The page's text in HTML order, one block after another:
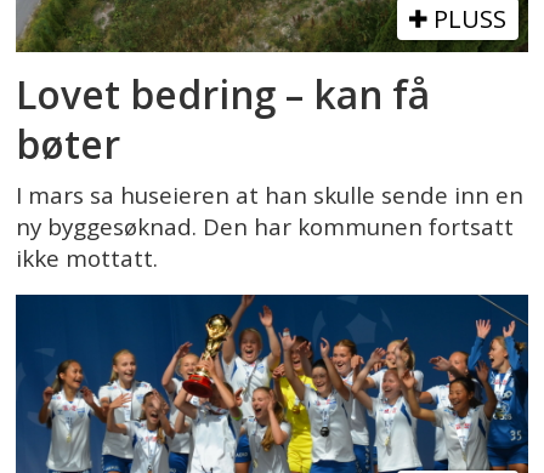
PLUSS
Lovet bedring – kan få
bøter
I mars sa huseieren at han skulle sende inn en
ny byggesøknad. Den har kommunen fortsatt
ikke mottatt.